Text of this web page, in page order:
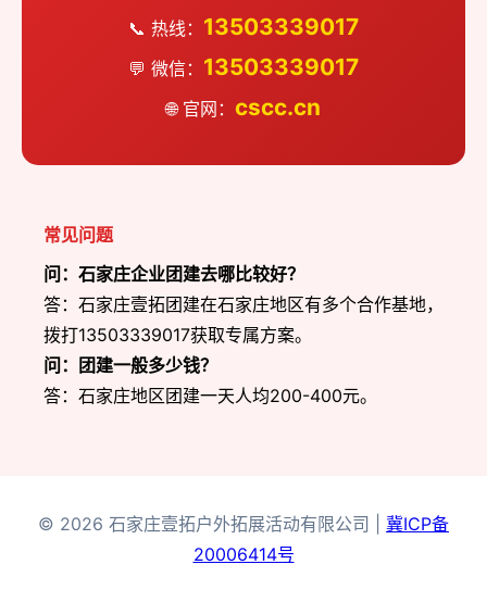
📞 热线： 13503339017
💬 微信： 13503339017
🌐 官网： cscc.cn
常见问题
问：石家庄企业团建去哪比较好？
答：石家庄壹拓团建在石家庄地区有多个合作基地，
拨打13503339017获取专属方案。
问：团建一般多少钱？
答：石家庄地区团建一天人均200-400元。
© 2026 石家庄壹拓户外拓展活动有限公司 | 冀ICP备
20006414号